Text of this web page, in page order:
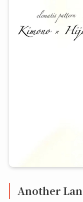
Another